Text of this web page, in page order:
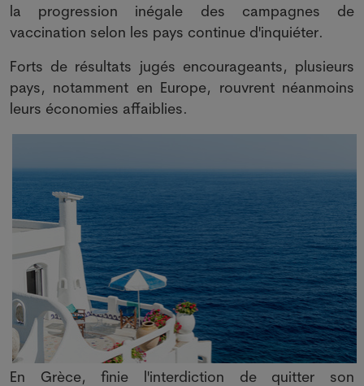
la progression inégale des campagnes de
vaccination selon les pays continue d'inquiéter.
Forts de résultats jugés encourageants, plusieurs
pays, notamment en Europe, rouvrent néanmoins
leurs économies affaiblies.
En Grèce, finie l'interdiction de quitter son